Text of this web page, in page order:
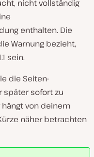
nicht vollständig
enthalten. Die
Warnung bezieht,
sein.
die Seiten-
später sofort zu
hängt von deinem
näher betrachten